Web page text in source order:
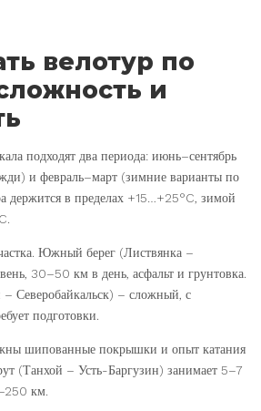
велотур по
и
подходят два периода: июнь–сентябрь
и февраль–март (зимние варианты по
держится в пределах +15…+25°C, зимой
Южный берег (Листвянка –
30–50 км в день, асфальт и грунтовка.
Северобайкальск) – сложный, с
подготовки.
шипованные покрышки и опыт катания
(Танхой – Усть-Баргузин) занимает 5–7
км.